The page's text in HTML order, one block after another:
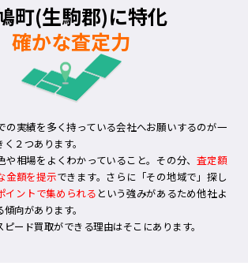
町(生駒郡)に特化
確かな査定力
の実績を多く持っている会社へお願いするのが一
２つあります。
や相場をよくわかっていること。その分、 査定額
金額を提示できます。さらに「その地域で」探し
イントで集められる という強みがあるため他社よ
向があります。
ード買取ができる理由はそこにあります。